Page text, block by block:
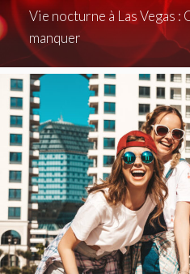
Vie nocturne à Las Vegas :
manquer